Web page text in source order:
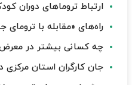
ارتباط تروماهای دوران
راه‌های «مقابله با
چه کسانی بیشتر در
جان کارگران استان